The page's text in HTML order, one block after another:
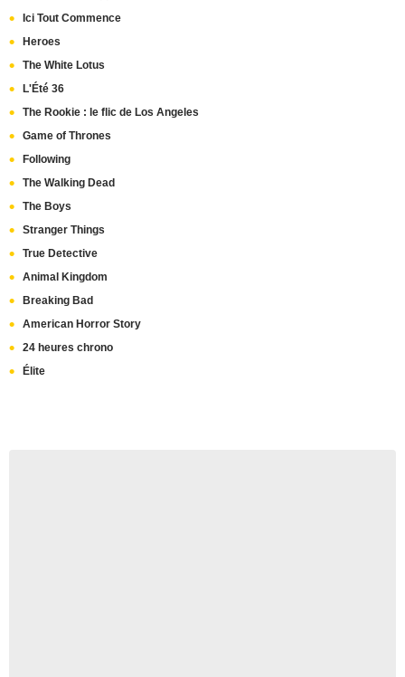
Ici Tout Commence
Heroes
The White Lotus
L'Été 36
The Rookie : le flic de Los Angeles
Game of Thrones
Following
The Walking Dead
The Boys
Stranger Things
True Detective
Animal Kingdom
Breaking Bad
American Horror Story
24 heures chrono
Élite